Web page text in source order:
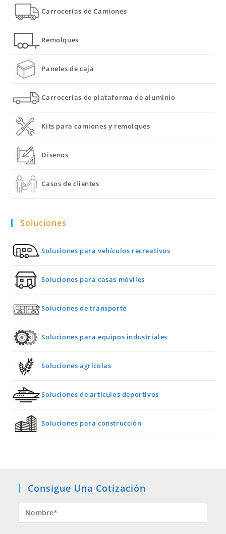
Carrocerías de Camiones
Remolques
Paneles de caja
Carrocerías de plataforma de aluminio
Kits para camiones y remolques
Disenos
Casos de clientes
Soluciones
Soluciones para vehículos recreativos
Soluciones para casas móviles
Soluciones de transporte
Soluciones para equipos industriales
Soluciones agrícolas
Soluciones de artículos deportivos
Soluciones para construcción
Consigue Una Cotización